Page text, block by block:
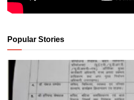
Popular Stories